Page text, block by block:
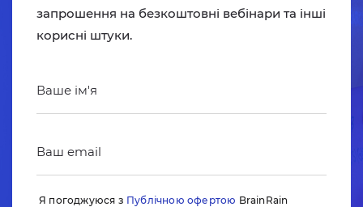
запрошення на безкоштовні вебінари та iншi
кориснi штуки.
Ваше ім'я
Ваш email
Я погоджуюся з Публічною офертою BrainRain